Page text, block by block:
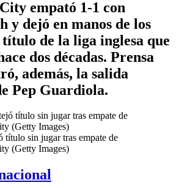
empató 1-1 con
y dejó en manos de los
título de la liga inglesa que
dos décadas. Prensa
además, la salida
Pep Guardiola.
título sin jugar tras empate de
(Getty Images)